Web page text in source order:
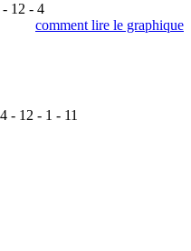
- 12 - 4
comment lire le graphique
4 - 12 - 1 - 11